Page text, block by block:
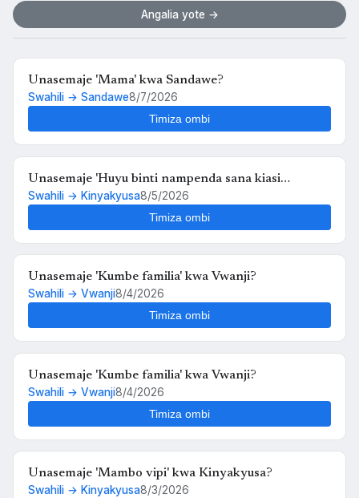
Angalia yote →
Unasemaje 'Mama' kwa Sandawe?
Swahili → Sandawe8/7/2026
Timiza ombi
Unasemaje 'Huyu binti nampenda sana kiasi
kwamba nikimuona tu nahisi kuchanganyikiwa' kwa
Swahili → Kinyakyusa8/5/2026
Timiza ombi
Unasemaje 'Kumbe familia' kwa Vwanji?
Swahili → Vwanji8/4/2026
Timiza ombi
Unasemaje 'Kumbe familia' kwa Vwanji?
Swahili → Vwanji8/4/2026
Timiza ombi
Unasemaje 'Mambo vipi' kwa Kinyakyusa?
Swahili → Kinyakyusa8/3/2026